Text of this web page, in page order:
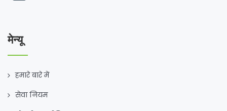
मेन्यू
हमारे बारे में
सेवा नियम